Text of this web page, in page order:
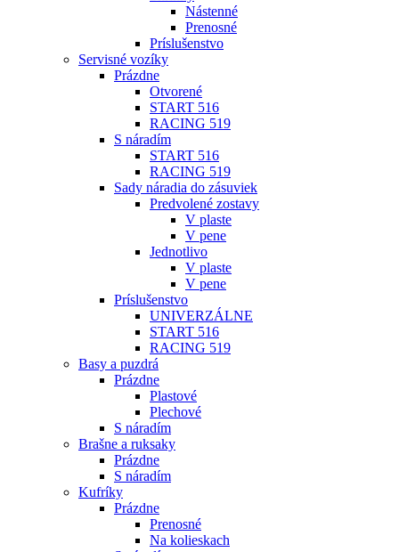
Nástenné
Prenosné
Príslušenstvo
Servisné vozíky
Prázdne
Otvorené
START 516
RACING 519
S náradím
START 516
RACING 519
Sady náradia do zásuviek
Predvolené zostavy
V plaste
V pene
Jednotlivo
V plaste
V pene
Príslušenstvo
UNIVERZÁLNE
START 516
RACING 519
Basy a puzdrá
Prázdne
Plastové
Plechové
S náradím
Brašne a ruksaky
Prázdne
S náradím
Kufríky
Prázdne
Prenosné
Na kolieskach